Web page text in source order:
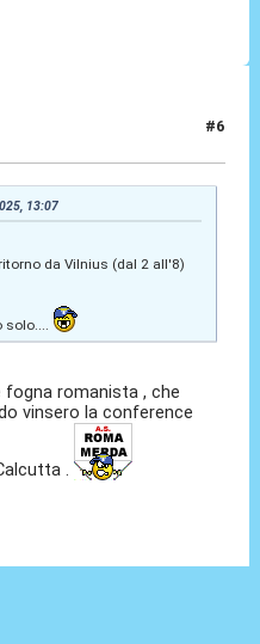
#6
13:07
da Vilnius (dal 2 all'8)
solo....
romanista , che
vinsero la conference
.